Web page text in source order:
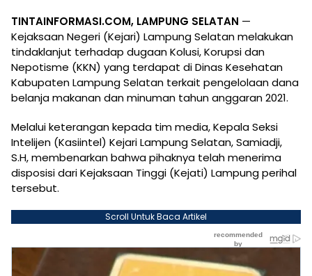
TINTAINFORMASI.COM, LAMPUNG SELATAN —
Kejaksaan Negeri (Kejari) Lampung Selatan melakukan
tindaklanjut terhadap dugaan Kolusi, Korupsi dan
Nepotisme (KKN) yang terdapat di Dinas Kesehatan
Kabupaten Lampung Selatan terkait pengelolaan dana
belanja makanan dan minuman tahun anggaran 2021.
Melalui keterangan kepada tim media, Kepala Seksi
Intelijen (Kasiintel) Kejari Lampung Selatan, Samiadji,
S.H, membenarkan bahwa pihaknya telah menerima
disposisi dari Kejaksaan Tinggi (Kejati) Lampung perihal
tersebut.
Scroll Untuk Baca Artikel